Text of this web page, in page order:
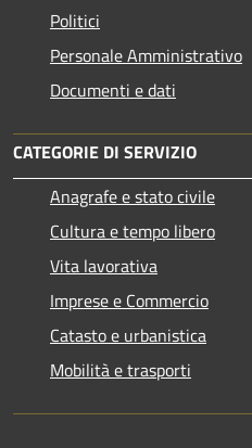
Politici
Personale Amministrativo
Documenti e dati
CATEGORIE DI SERVIZIO
Anagrafe e stato civile
Cultura e tempo libero
Vita lavorativa
Imprese e Commercio
Catasto e urbanistica
Mobilità e trasporti